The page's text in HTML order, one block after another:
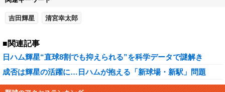
吉田輝星 清宮幸太郎
■関連記事
日ハム輝星“直球8割でも抑えられる”を科学データで謎解き
成否は輝星の活躍に…日ハムが抱える「新球場・新駅」問題